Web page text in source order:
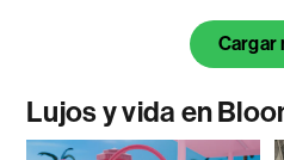
Cargar
Lujos y vida en